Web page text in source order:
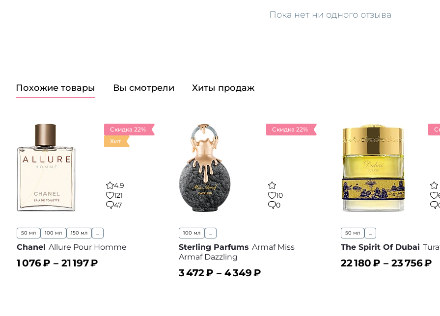
Пока нет ни одного отзыва
Похожие товары Вы смотрели Хиты продаж
Скидка 22%
Хит
4.9
121
47
50 мл 100 мл 150 мл ...
Chanel Allure Pour Homme
1 076₽ – 21 197₽
Скидка 22%
10
0
100 мл ...
Sterling Parfums Armaf Miss
Armaf Dazzling
3 472₽ – 4 349₽
50 мл ...
The Spirit Of Dubai
22 180₽ – 23 756₽